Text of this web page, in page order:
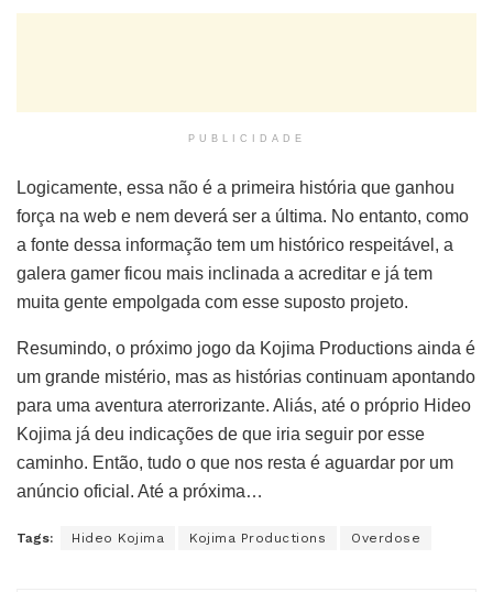
PUBLICIDADE
Logicamente, essa não é a primeira história que ganhou
força na web e nem deverá ser a última. No entanto, como
a fonte dessa informação tem um histórico respeitável, a
galera gamer ficou mais inclinada a acreditar e já tem
muita gente empolgada com esse suposto projeto.
Resumindo, o próximo jogo da Kojima Productions ainda é
um grande mistério, mas as histórias continuam apontando
para uma aventura aterrorizante. Aliás, até o próprio Hideo
Kojima já deu indicações de que iria seguir por esse
caminho. Então, tudo o que nos resta é aguardar por um
anúncio oficial. Até a próxima…
Tags: Hideo Kojima Kojima Productions Overdose